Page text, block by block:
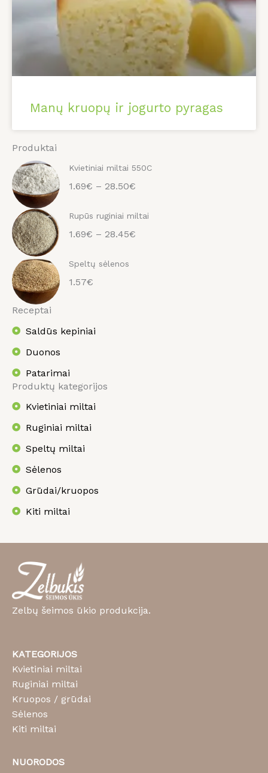
Manų kruopų ir jogurto pyragas
Produktai
Kvietiniai miltai 550C
1.69€ – 28.50€
Rupūs ruginiai miltai
1.69€ – 28.45€
Speltų sėlenos
1.57€
Receptai
Saldūs kepiniai
Duonos
Patarimai
Produktų kategorijos
Kvietiniai miltai
Ruginiai miltai
Speltų miltai
Sėlenos
Grūdai/kruopos
Kiti miltai
Zelbų šeimos ūkio produkcija.
KATEGORIJOS
Kvietiniai miltai
Ruginiai miltai
Kruopos / grūdai
Sėlenos
Kiti miltai
NUORODOS